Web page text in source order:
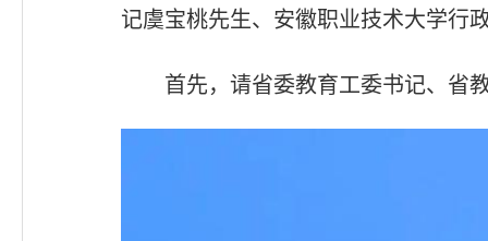
记虞宝桃先生、安徽职业技术大学行
首先，请省委教育工委书记、省